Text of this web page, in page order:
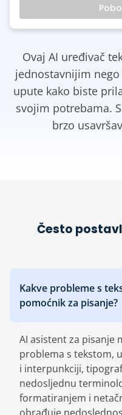
Ovaj AI uređivač
jednostavnijim
upute kako biste
svojim potrebama.
brzo
Često
Kakve probleme s
pomoćnik za pisanje?
AI asistent za pisanje
problema s tekstom,
i interpunkciji,
nedosljednu
formatiranjem i